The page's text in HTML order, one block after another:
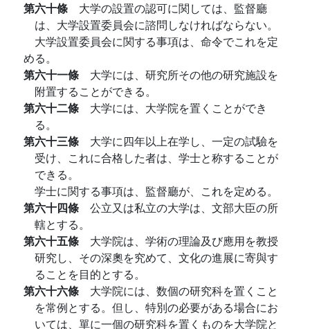
第六十條 大学の設置の認可に関しては、監督廳
は、大学設置委員会に諮問しなければならない。
大学設置委員会に関する事項は、命令でこれを定
める。
第六十一條 大学には、研究所その他の研究施設を
附置することができる。
第六十二條 大学には、大学院を置くことができ
る。
第六十三條 大学に四年以上在学し、一定の試驗を
受け、これに合格した者は、学士と称することが
できる。
学士に関する事項は、監督廳が、これを定める。
第六十四條 公立又は私立の大学は、文部大臣の所
轄とする。
第六十五條 大学院は、学術の理論及び應用を教授
研究し、その深奧を究めて、文化の進展に寄與す
ることを目的とする。
第六十六條 大学院には、数個の研究科を置くこと
を常例とする。但し、特別の必要がある場合にお
いては、單に一個の研究科を置くものを大学院と